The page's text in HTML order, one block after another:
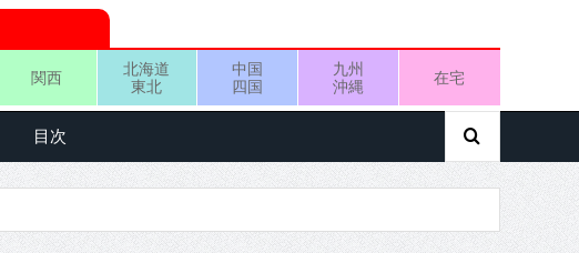
関西
北海道
東北
中国
四国
九州
沖縄
在宅
目次